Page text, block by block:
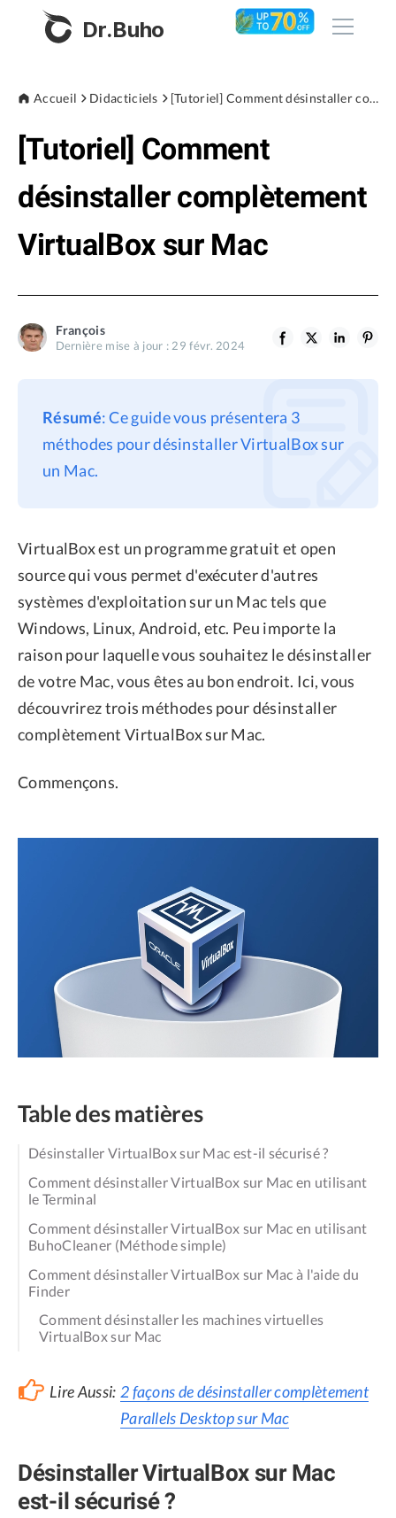
Dr.Buho
Produits
BuhoCleaner
BuhoRepair
BuhoLaunchpad
Boutique
Blog
Confidentialité
Conditions générales
Accueil Didacticiels [Tutoriel] Comment désinstaller complètement VirtualBox sur Mac
[Tutoriel] Comment
désinstaller complètement
VirtualBox sur Mac
François
Dernière mise à jour : 29 févr. 2024
Résumé: Ce guide vous présentera 3
méthodes pour désinstaller VirtualBox sur
un Mac.
VirtualBox est un programme gratuit et open
source qui vous permet d'exécuter d'autres
systèmes d'exploitation sur un Mac tels que
Windows, Linux, Android, etc. Peu importe la
raison pour laquelle vous souhaitez le désinstaller
de votre Mac, vous êtes au bon endroit. Ici, vous
découvrirez trois méthodes pour désinstaller
complètement VirtualBox sur Mac.
Commençons.
Table des matières
Désinstaller VirtualBox sur Mac est-il sécurisé ?
Comment désinstaller VirtualBox sur Mac en utilisant
le Terminal
Comment désinstaller VirtualBox sur Mac en utilisant
BuhoCleaner (Méthode simple)
Comment désinstaller VirtualBox sur Mac à l'aide du
Finder
Comment désinstaller les machines virtuelles
VirtualBox sur Mac
Lire Aussi: 2 façons de désinstaller complètement
Parallels Desktop sur Mac
Désinstaller VirtualBox sur Mac
est-il sécurisé ?